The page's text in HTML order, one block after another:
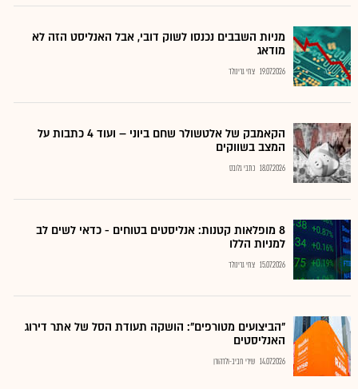
מניות השבבים נכנסו לשוק דובי, אבל האנליסט הזה לא
מודאג
19.07.2026 צחי גרינולד
הקאמבק של אלטשולר שחם ביוני – ועוד 4 כתבות על
המצב בשווקים
18.07.2026 כתבי גלובס
8 מופלאות קטנות: אנליסטים בטוחים - כדאי לשים לב
למניות הללו
15.07.2026 צחי גרינולד
"הביצועים מטורפים": הושקה תעודת הסל של אתר דירוג
האנליסטים
14.07.2026 שירי חביב-ולדהורן